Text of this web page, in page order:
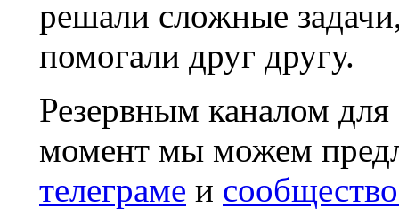
решали сложные
помогали друг другу.
Резервным каналом
момент мы можем
телеграме и